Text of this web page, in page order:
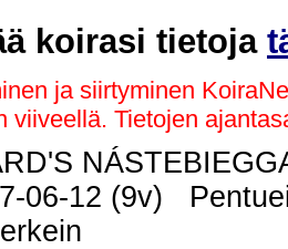
koirasi tietoja
ja siirtyminen
viiveellä. Tietojen
06-12 (9v)